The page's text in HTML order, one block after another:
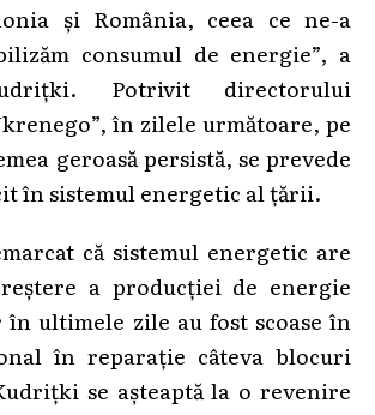
și România, ceea ce ne-a
consumul de energie”, a
Potrivit directorului
în zilele următoare, pe
geroasă persistă, se prevede
în sistemul energetic al țării.
că sistemul energetic are
a producției de energie
ultimele zile au fost scoase în
în reparație câteva blocuri
se așteaptă la o revenire